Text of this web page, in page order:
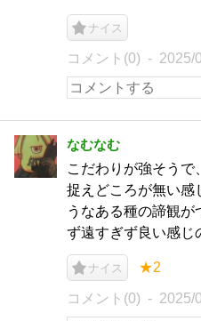
ナイス
コメント(0) 2025/
なむなむ
こだわりが強そうで
捉えどころが無い感
うなある種の諦観
ず遠すぎず良い感じ
ナイス ★2
コメント(0) 2025/